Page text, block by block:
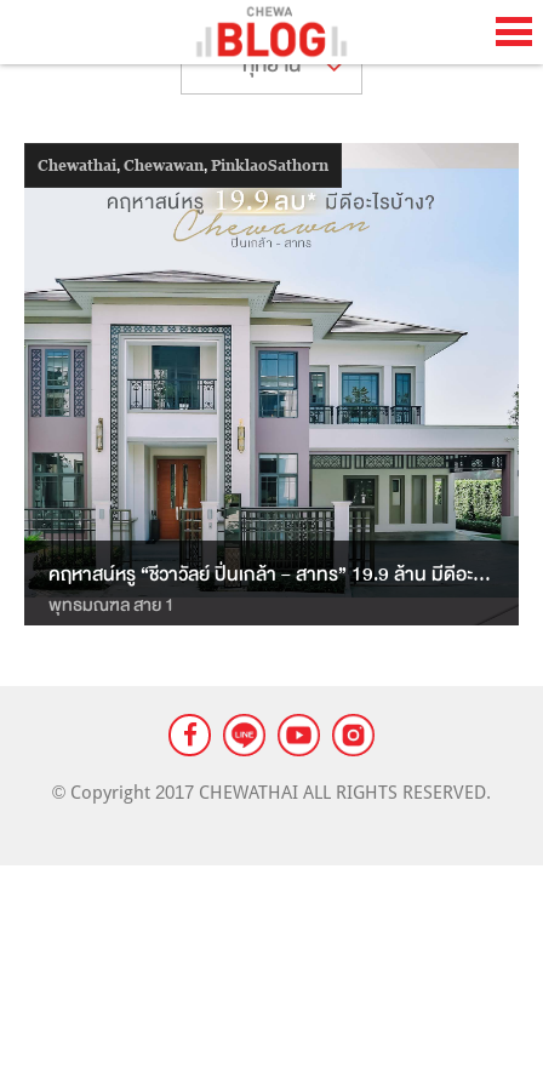
HOME
ABOUT BLOG
HAPPENING
LIFESTYLE
HOW TO
COOL STUFF
LANDMARK
MASS TRANSIT NEWS
ทุกย่าน
คฤหาสน์หรู “ชีวาวัลย์ ปิ่นเกล้า – สาทร” 19.9 ล้าน มีดีอะไรบ้าง?
พุทธมณฑล สาย 1
Chewathai, Chewawan, PinklaoSathorn
© Copyright 2017 CHEWATHAI ALL RIGHTS RESERVED.